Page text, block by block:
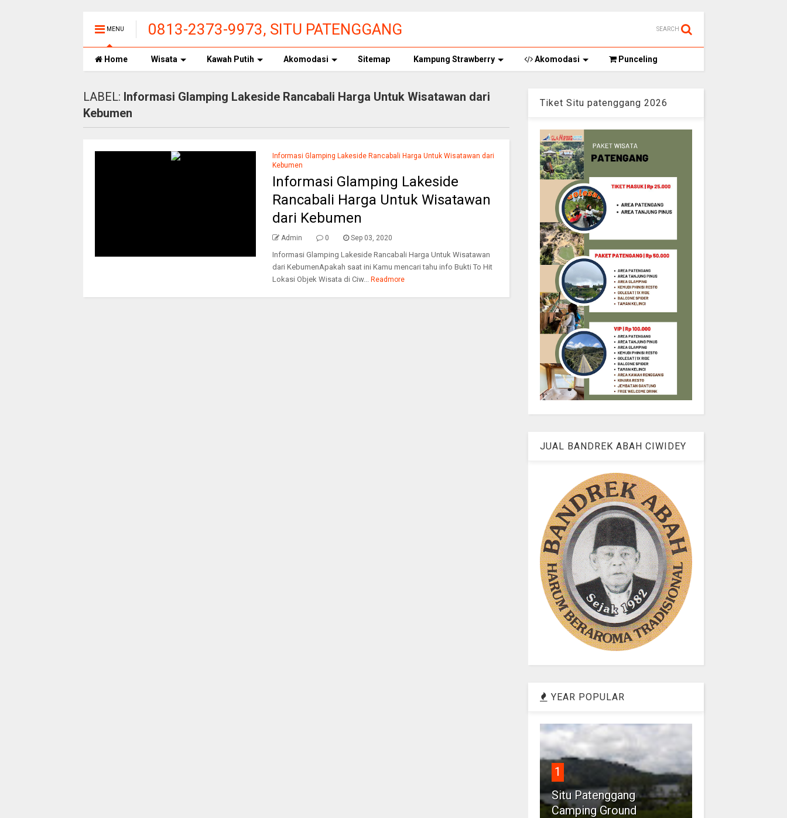
MENU
0813-2373-9973, SITU PATENGGANG
CIWIDEY, HARGA TIKET MASUK
SEARCH
Home Wisata Kawah Putih Akomodasi Sitemap Kampung Strawberry Akomodasi Punceling
LABEL: Informasi Glamping Lakeside Rancabali Harga Untuk Wisatawan dari
Kebumen
Informasi Glamping Lakeside Rancabali Harga Untuk Wisatawan dari
Kebumen
Informasi Glamping Lakeside
Rancabali Harga Untuk Wisatawan
dari Kebumen
Admin 0 Sep 03, 2020
Informasi Glamping Lakeside Rancabali Harga Untuk Wisatawan
dari KebumenApakah saat ini Kamu mencari tahu info Bukti To Hit
Lokasi Objek Wisata di Ciw... Readmore
Tiket Situ patenggang 2026
JUAL BANDREK ABAH CIWIDEY
YEAR POPULAR
1
Situ Patenggang
Camping Ground